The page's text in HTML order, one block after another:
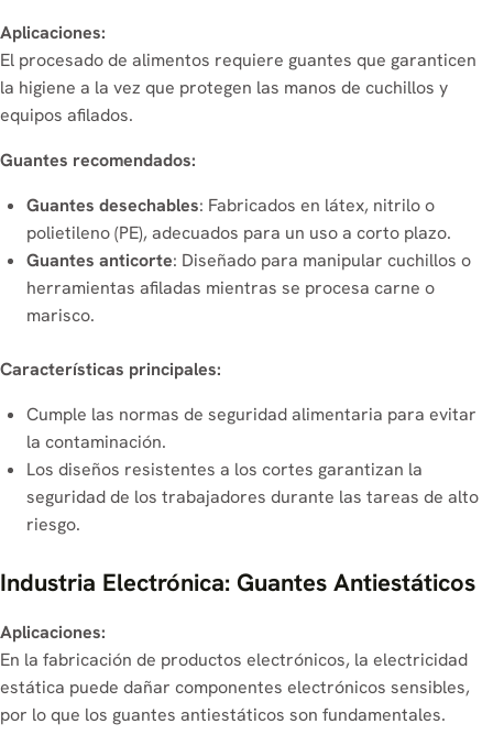
Aplicaciones:
El procesado de alimentos requiere guantes que garanticen
la higiene a la vez que protegen las manos de cuchillos y
equipos afilados.
Guantes recomendados:
Guantes desechables: Fabricados en látex, nitrilo o
polietileno (PE), adecuados para un uso a corto plazo.
Guantes anticorte: Diseñado para manipular cuchillos o
herramientas afiladas mientras se procesa carne o
marisco.
Características principales:
Cumple las normas de seguridad alimentaria para evitar
la contaminación.
Los diseños resistentes a los cortes garantizan la
seguridad de los trabajadores durante las tareas de alto
riesgo.
Industria Electrónica: Guantes Antiestáticos
Aplicaciones:
En la fabricación de productos electrónicos, la electricidad
estática puede dañar componentes electrónicos sensibles,
por lo que los guantes antiestáticos son fundamentales.